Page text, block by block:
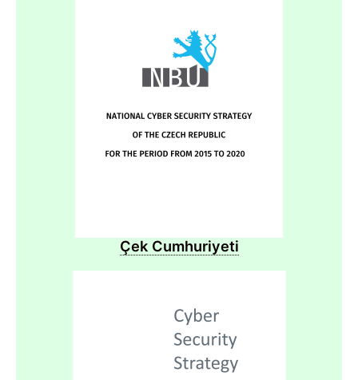
Çek Cumhuriyeti